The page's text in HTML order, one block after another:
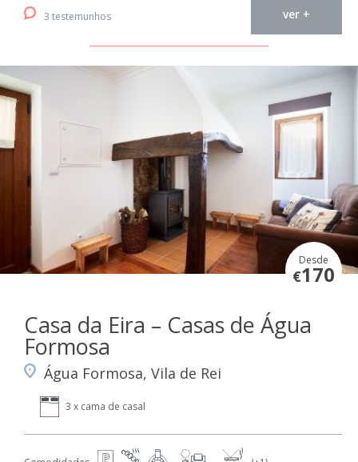
3 testemunhos ver +
Desde
€170
Casa da Eira – Casas de Água
Formosa
Água Formosa, Vila de Rei
3 x cama de casal